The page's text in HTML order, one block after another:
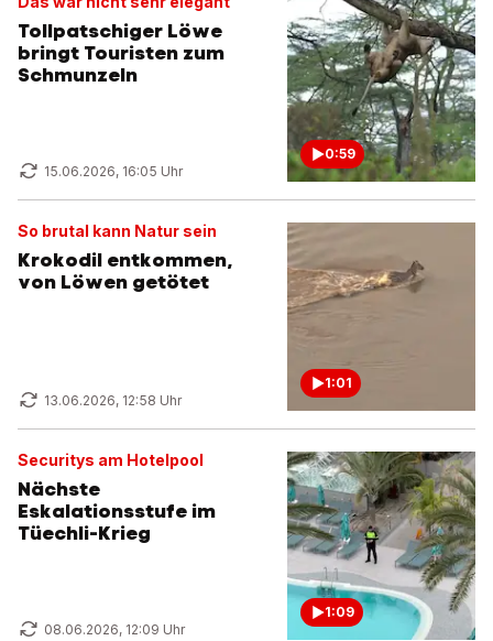
Tollpatschiger Löwe
bringt Touristen zum
Schmunzeln
15.06.2026, 16:05 Uhr
0:59
So brutal kann Natur sein
Krokodil entkommen,
von Löwen getötet
13.06.2026, 12:58 Uhr
1:01
Securitys am Hotelpool
Nächste
Eskalationsstufe im
Tüechli-Krieg
08.06.2026, 12:09 Uhr
1:09